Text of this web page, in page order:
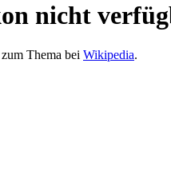
nicht
Thema bei Wikipedia.